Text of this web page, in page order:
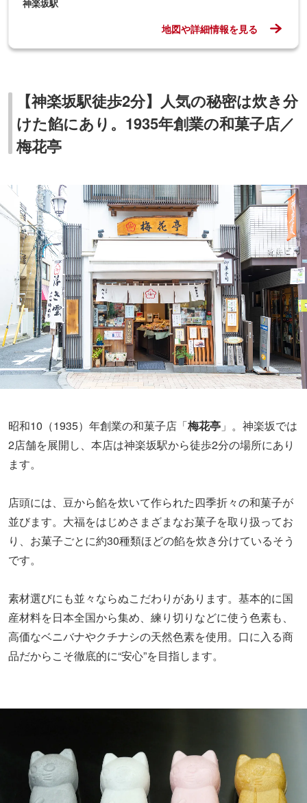
神楽坂駅
地図や詳細情報を見る
【神楽坂駅徒歩2分】人気の秘密は炊き分
けた餡にあり。1935年創業の和菓子店／
梅花亭
昭和10（1935）年創業の和菓子店「梅花亭 」。神楽坂では
2店舗を展開し、本店は神楽坂駅から徒歩2分の場所にあり
ます。
店頭には、豆から餡を炊いて作られた四季折々の和菓子が
並びます。大福をはじめさまざまなお菓子を取り扱ってお
り、お菓子ごとに約30種類ほどの餡を炊き分けているそう
です。
素材選びにも並々ならぬこだわりがあります。基本的に国
産材料を日本全国から集め、練り切りなどに使う色素も、
高価なベニバナやクチナシの天然色素を使用。口に入る商
品だからこそ徹底的に“安心”を目指します。